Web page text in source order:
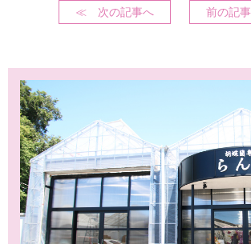
≪ 次の記事へ 前の記